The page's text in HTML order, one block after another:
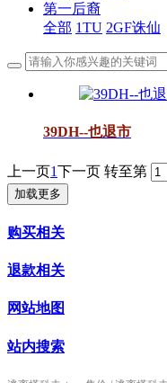
第一后裔
全部 1TU 2GF诛仙
39DH--也退市
上一页1下一页 转至第
加载更多
购买相关
退款相关
网站地图
站内搜索